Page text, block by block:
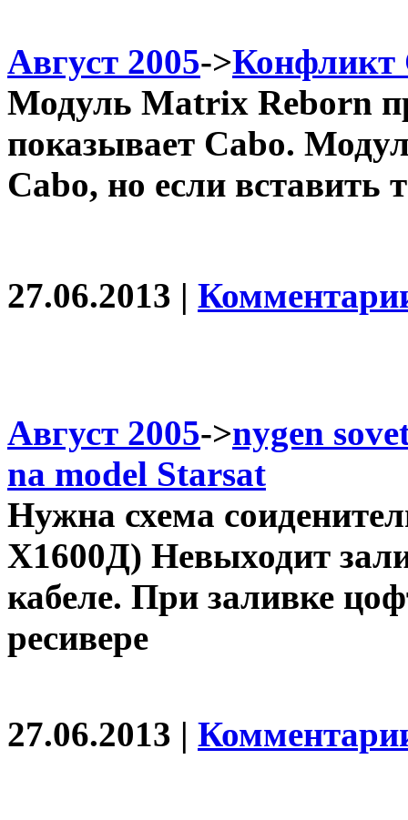
Август 2005->Конфликт
Модуль Matrix Reborn
показывает Cabo.
Cabo, но если вставить
27.06.2013 |
Август 2005->nygen
na model Starsat
Нужна схема
Х1600Д) Невыходит
кабеле. При заливке
ресивере
27.06.2013 |